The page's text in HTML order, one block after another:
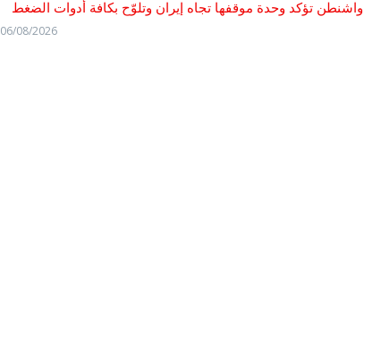
واشنطن تؤكد وحدة موقفها تجاه إيران وتلوّح بكافة أدوات الضغط
06/08/2026